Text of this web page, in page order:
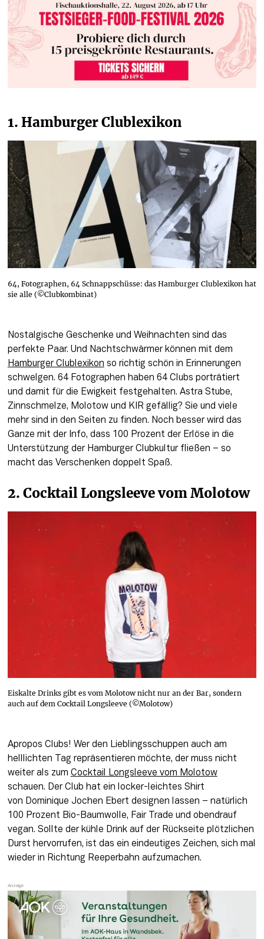
1. Hamburger Clublexikon
64, Fotographen, 64 Schnappschüsse: das Hamburger Clublexikon hat
sie alle (©Clubkombinat)
Nostalgische Geschenke und Weihnachten sind das
Hamburger Clublexikon so richtig schön in Erinnerungen
schwelgen. 64 Fotographen haben 64 Clubs porträtiert
und damit für die Ewigkeit festgehalten. Astra Stube,
Zinnschmelze, Molotow und KIR gefällig? Sie und viele
mehr sind in den Seiten zu finden. Noch besser wird das
Ganze mit der Info, dass 100 Prozent der Erlöse in die
Unterstützung der Hamburger Clubkultur fließen – so
macht das Verschenken doppelt Spaß.
2. Cocktail Longsleeve vom Molotow
Eiskalte Drinks gibt es vom Molotow nicht nur an der Bar, sondern
auch auf dem Cocktail Longsleeve (©Molotow)
Apropos Clubs! Wer den Lieblingsschuppen auch am
helllichten Tag repräsentieren möchte, der muss nicht
weiter als zum Cocktail Longsleeve vom Molotow
schauen. Der Club hat ein locker-leichtes Shirt
von Dominique Jochen Ebert designen lassen – natürlich
100 Prozent Bio-Baumwolle, Fair Trade und obendrauf
vegan. Sollte der kühle Drink auf der Rückseite plötzlichen
Durst hervorrufen, ist das ein eindeutiges Zeichen, sich mal
wieder in Richtung Reeperbahn aufzumachen.